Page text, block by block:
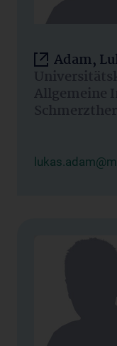
Adam,
Allgemeine